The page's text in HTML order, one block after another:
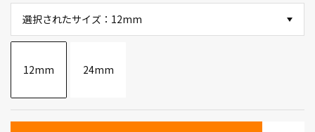
選択されたサイズ：12mm
12mm 24mm